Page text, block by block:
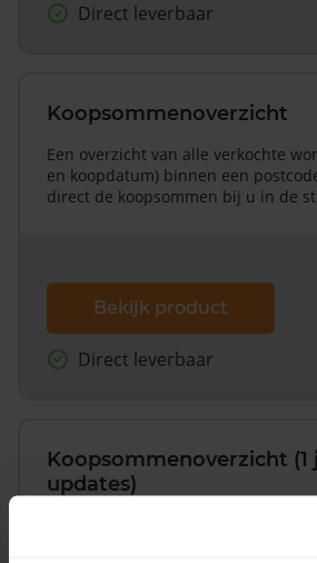
Direct leverbaar
Koopsommenoverzicht
Een overzicht van alle verkochte
en koopdatum) binnen een
direct de koopsommen bij u in de
Bekijk product
Direct leverbaar
Koopsommenoverzicht (1
updates)